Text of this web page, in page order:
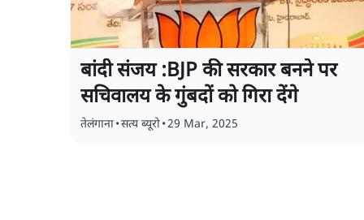
बांदी संजय :BJP की सरकार बनने पर
सचिवालय के गुंबदों को गिरा देंगे
तेलंगाना•सत्य ब्यूरो•29 Mar, 2025